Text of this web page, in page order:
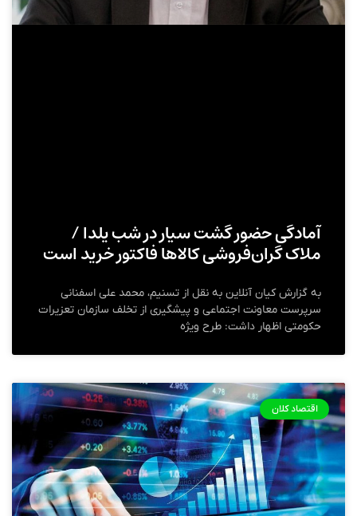
آمادگی حضور گشت سیار در شب یلدا /
ملاک گران‌فروشی کالاها فاکتور خرید است
به گزارش کیان آنلاین به نقل از تسنیم، محمد علی اسفنانی
سرپرست معاونت اجتماعی و پیشگیری از تخلف سازمان تعزیرات
حکومتی اظهار داشت: طرح ویژه
اقتصاد کلان